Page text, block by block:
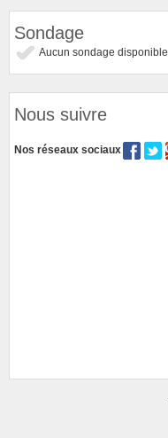
Sondage
Aucun sondage disponible
Nous suivre
Nos réseaux sociaux